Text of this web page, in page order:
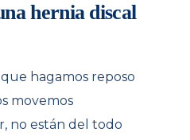
hernia discal
hagamos reposo
movemos
no están del todo